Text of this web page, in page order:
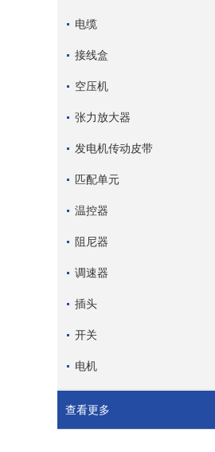
电缆
接线盒
空压机
张力放大器
发电机传动皮带
匹配单元
温控器
阻尼器
调速器
插头
开关
电机
查看更多